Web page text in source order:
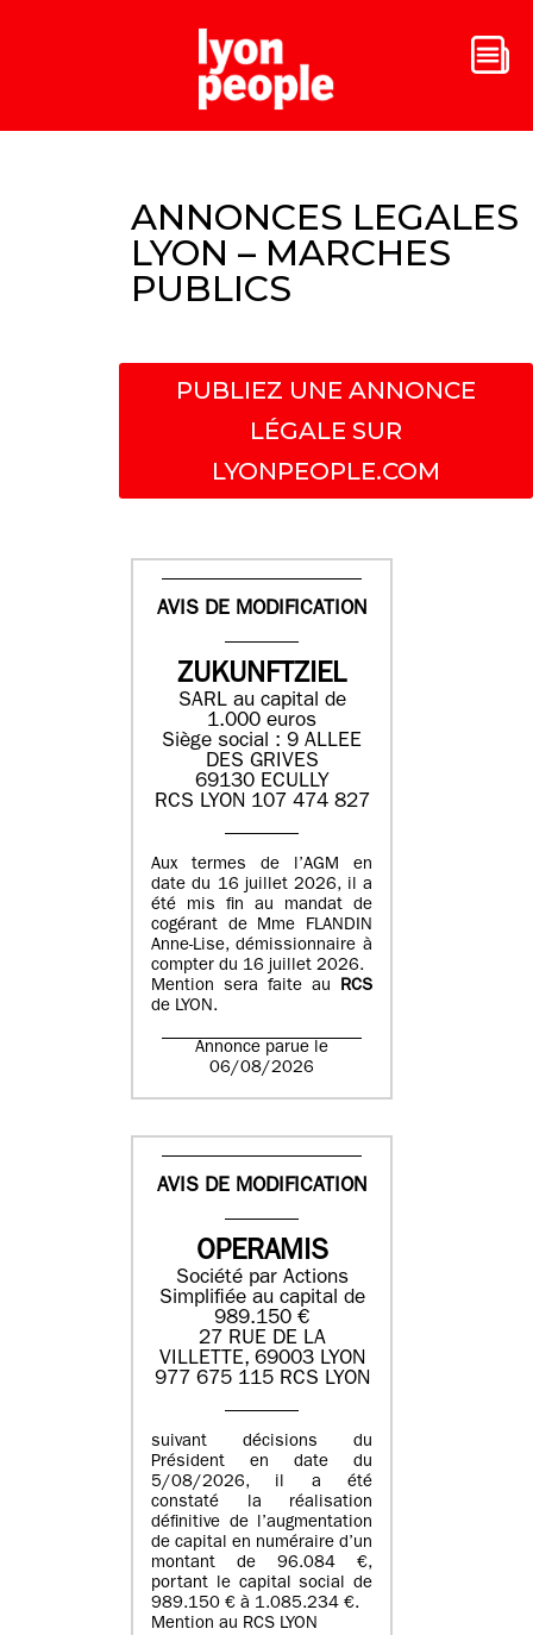
ANNONCES LEGALES
LYON – MARCHES
PUBLICS
PUBLIEZ UNE ANNONCE
LÉGALE SUR
LYONPEOPLE.COM
AVIS DE MODIFICATION
ZUKUNFTZIEL
SARL au capital de
1.000 euros
Siège social : 9 ALLEE
DES GRIVES
69130 ECULLY
RCS LYON 107 474 827
Aux termes de l’AGM en
date du 16 juillet 2026, il a
été mis fin au mandat de
cogérant de Mme FLANDIN
Anne-Lise, démissionnaire à
compter du 16 juillet 2026.
Mention sera faite au RCS
de LYON.
Annonce parue le
06/08/2026
AVIS DE MODIFICATION
OPERAMIS
Société par Actions
Simplifiée au capital de
989.150 €
27 RUE DE LA
VILLETTE, 69003 LYON
977 675 115 RCS LYON
suivant décisions du
Président en date du
5/08/2026, il a été
constaté la réalisation
définitive de l’augmentation
de capital en numéraire d’un
montant de 96.084 €,
portant le capital social de
989.150 € à 1.085.234 €.
Mention au RCS LYON